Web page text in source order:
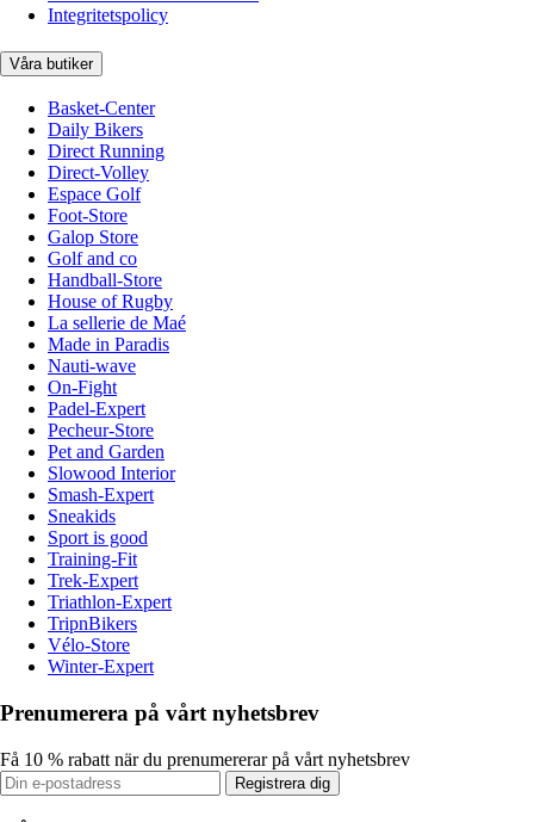
Integritetspolicy
Våra butiker
Basket-Center
Daily Bikers
Direct Running
Direct-Volley
Espace Golf
Foot-Store
Galop Store
Golf and co
Handball-Store
House of Rugby
La sellerie de Maé
Made in Paradis
Nauti-wave
On-Fight
Padel-Expert
Pecheur-Store
Pet and Garden
Slowood Interior
Smash-Expert
Sneakids
Sport is good
Training-Fit
Trek-Expert
Triathlon-Expert
TripnBikers
Vélo-Store
Winter-Expert
Prenumerera på vårt nyhetsbrev
Få 10 % rabatt när du prenumererar på vårt nyhetsbrev
Registrera dig